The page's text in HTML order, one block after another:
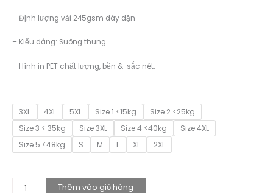
– Định lượng vải 245gsm dày dặn
– Kiểu dáng: Suông thung
– Hình in PET chất lượng, bền & sắc nét.
3XL 4XL 5XL Size 1 <15kg
Size 2 <25kg
Size 3 < 35kg
Size 3XL Size 4 <40kg
Size 4XL
Size 5 <48kg
S M L XL 2XL
Thêm vào giỏ hàng